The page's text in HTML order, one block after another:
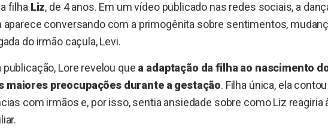
filha Liz, de 4 anos. Em um vídeo publicado nas redes sociais, a
aparece conversando com a primogênita sobre sentimentos,
do irmão caçula, Levi.
publicação, Lore revelou que a adaptação da filha ao nascimento
maiores preocupações durante a gestação. Filha única, ela
com irmãos e, por isso, sentia ansiedade sobre como Liz reagiria